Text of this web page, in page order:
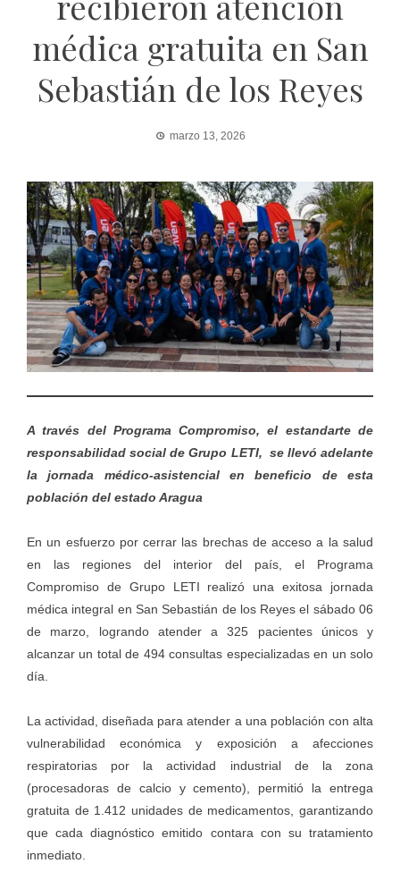
médica gratuita en San
Sebastián de los Reyes
marzo 13, 2026
A través del Programa Compromiso, el estandarte de
responsabilidad social de Grupo LETI, se llevó adelante
la jornada médico-asistencial en beneficio de esta
población del estado Aragua
En un esfuerzo por cerrar las brechas de acceso a la salud
en las regiones del interior del país, el Programa
Compromiso de Grupo LETI realizó una exitosa jornada
médica integral en San Sebastián de los Reyes el sábado 06
de marzo, logrando atender a 325 pacientes únicos y
alcanzar un total de 494 consultas especializadas en un solo
día.
La actividad, diseñada para atender a una población con alta
vulnerabilidad económica y exposición a afecciones
respiratorias por la actividad industrial de la zona
(procesadoras de calcio y cemento), permitió la entrega
gratuita de 1.412 unidades de medicamentos, garantizando
que cada diagnóstico emitido contara con su tratamiento
inmediato.